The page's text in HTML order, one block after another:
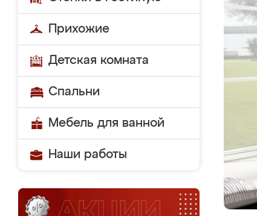
Прихожие
Детская комната
Спальни
Мебель для ванной
Наши работы